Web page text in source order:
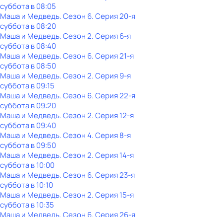
субботав08:05
Маша и Медведь. Сезон 6. Серия 20-я
субботав08:20
Маша и Медведь. Сезон 2. Серия 6-я
субботав08:40
Маша и Медведь. Сезон 6. Серия 21-я
субботав08:50
Маша и Медведь. Сезон 2. Серия 9-я
субботав09:15
Маша и Медведь. Сезон 6. Серия 22-я
субботав09:20
Маша и Медведь. Сезон 2. Серия 12-я
субботав09:40
Маша и Медведь. Сезон 4. Серия 8-я
субботав09:50
Маша и Медведь. Сезон 2. Серия 14-я
субботав10:00
Маша и Медведь. Сезон 6. Серия 23-я
субботав10:10
Маша и Медведь. Сезон 2. Серия 15-я
субботав10:35
Маша и Медведь. Сезон 6. Серия 26-я